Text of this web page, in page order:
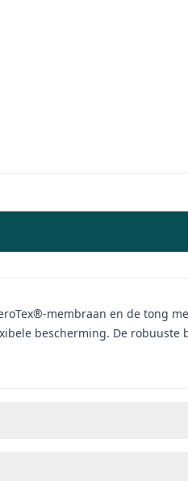
membraan en de tong
bescherming. De